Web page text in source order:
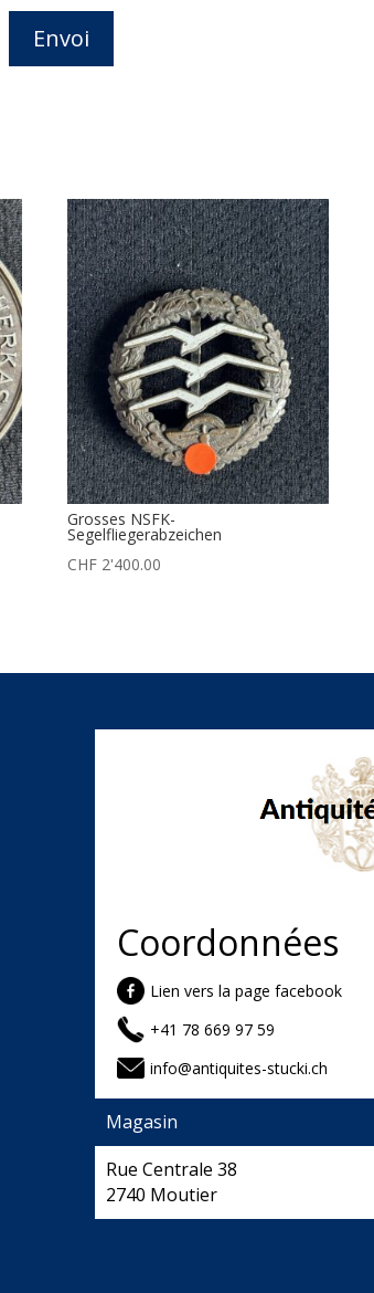
Envoi
Grosses NSFK-
Segelfliegerabzeichen
CHF 2'400.00
Coordonnées
Lien vers la page facebook
+41 78 669 97 59
info@antiquites-stucki.ch
Magasin
Rue Centrale 38
2740 Moutier